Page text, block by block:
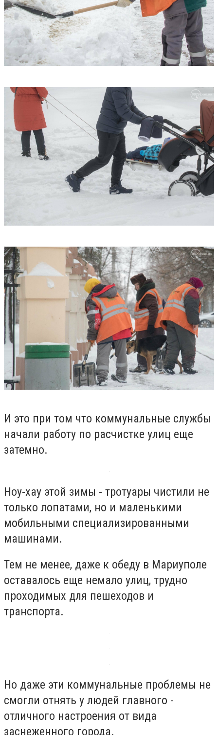
И это при том что коммунальные службы
начали работу по расчистке улиц еще
затемно.
Ноу-хау этой зимы - тротуары чистили не
только лопатами, но и маленькими
мобильными специализированными
машинами.
Тем не менее, даже к обеду в Мариуполе
оставалось еще немало улиц, трудно
проходимых для пешеходов и
транспорта.
Но даже эти коммунальные проблемы не
смогли отнять у людей главного -
отличного настроения от вида
заснеженного города.